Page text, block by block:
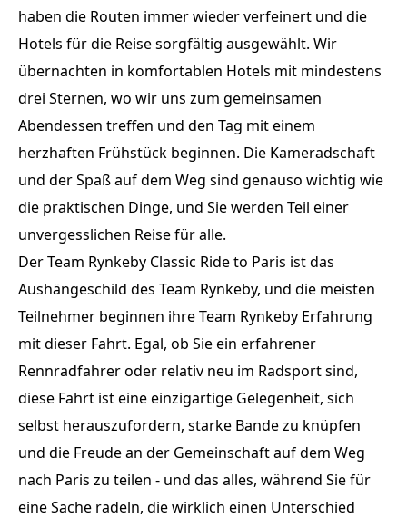
haben die Routen immer wieder verfeinert und die
Hotels für die Reise sorgfältig ausgewählt. Wir
übernachten in komfortablen Hotels mit mindestens
drei Sternen, wo wir uns zum gemeinsamen
Abendessen treffen und den Tag mit einem
herzhaften Frühstück beginnen. Die Kameradschaft
und der Spaß auf dem Weg sind genauso wichtig wie
die praktischen Dinge, und Sie werden Teil einer
unvergesslichen Reise für alle.
Der Team Rynkeby Classic Ride to Paris ist das
Aushängeschild des Team Rynkeby, und die meisten
Teilnehmer beginnen ihre Team Rynkeby Erfahrung
mit dieser Fahrt. Egal, ob Sie ein erfahrener
Rennradfahrer oder relativ neu im Radsport sind,
diese Fahrt ist eine einzigartige Gelegenheit, sich
selbst herauszufordern, starke Bande zu knüpfen
und die Freude an der Gemeinschaft auf dem Weg
nach Paris zu teilen - und das alles, während Sie für
eine Sache radeln, die wirklich einen Unterschied